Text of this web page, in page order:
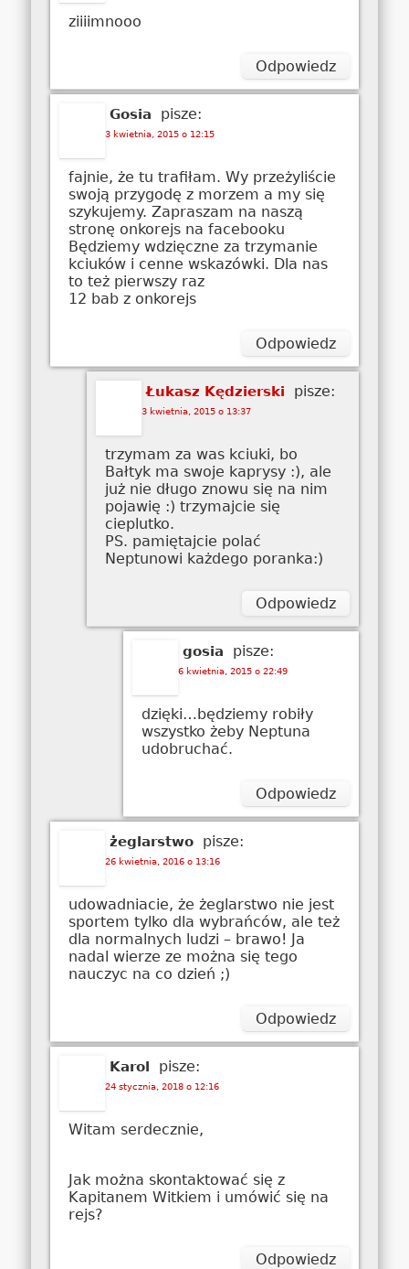
ziiiimnooo
Odpowiedz
Gosia pisze:
3 kwietnia, 2015 o 12:15
fajnie, że tu trafiłam. Wy przeżyliście
swoją przygodę z morzem a my się
szykujemy. Zapraszam na naszą
stronę onkorejs na facebooku
Będziemy wdzięczne za trzymanie
kciuków i cenne wskazówki. Dla nas
to też pierwszy raz
12 bab z onkorejs
Odpowiedz
Łukasz Kędzierski pisze:
3 kwietnia, 2015 o 13:37
trzymam za was kciuki, bo
Bałtyk ma swoje kaprysy :), ale
już nie długo znowu się na nim
pojawię :) trzymajcie się
cieplutko.
PS. pamiętajcie polać
Neptunowi każdego poranka:)
Odpowiedz
gosia pisze:
6 kwietnia, 2015 o 22:49
dzięki…będziemy robiły
wszystko żeby Neptuna
udobruchać.
Odpowiedz
żeglarstwo pisze:
26 kwietnia, 2016 o 13:16
udowadniacie, że żeglarstwo nie jest
sportem tylko dla wybrańców, ale też
dla normalnych ludzi – brawo! Ja
nadal wierze ze można się tego
nauczyc na co dzień ;)
Odpowiedz
Karol pisze:
24 stycznia, 2018 o 12:16
Witam serdecznie,
Jak można skontaktować się z
Kapitanem Witkiem i umówić się na
rejs?
Odpowiedz